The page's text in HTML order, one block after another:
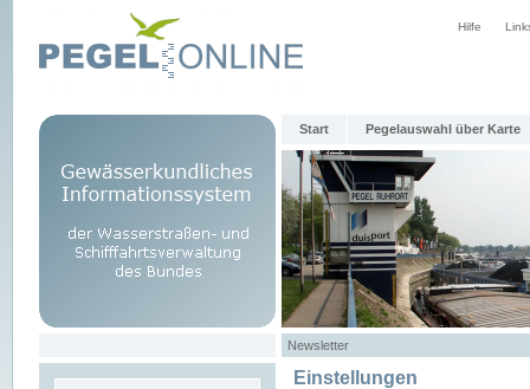
Hilfe
Start Pegelauswahl über Karte
Newsletter
Einstellungen